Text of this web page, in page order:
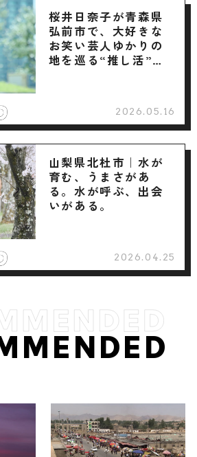
桜井日奈子が青森県
弘前市で、大好きな
お笑い芸人ゆかりの
地を巡る“推し活”旅
2026.05.16
山梨県北杜市｜水が
育む、うまさがあ
る。水が呼ぶ、出会
いがある。
2026.04.25